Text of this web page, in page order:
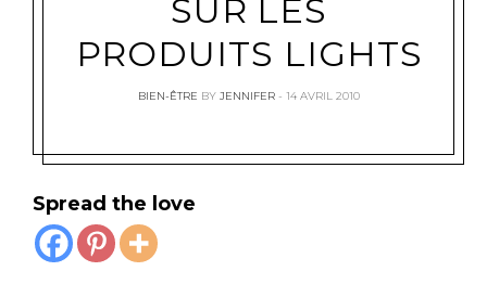
SUR LES
PRODUITS LIGHTS
BIEN-ÊTRE BY JENNIFER 14 AVRIL 2010
Spread the love